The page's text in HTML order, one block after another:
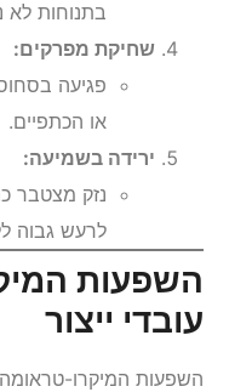
בתנוחות לא
שחיקת מפרקים:
פגיעה
או הכתפיים.
ירידה בשמיעה:
נזק מצטבר
לרעש גבוה
השפעות
עובדי ייצור
השפעות המיקרו-